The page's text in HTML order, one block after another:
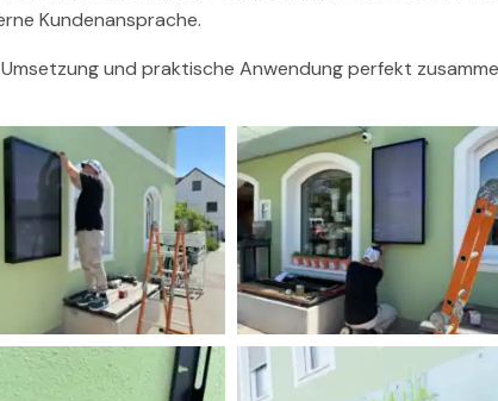
Kundenansprache.
und praktische Anwendung perfekt